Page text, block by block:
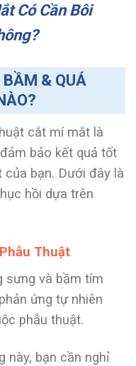
Có Cần Bôi
& QUÁ
cắt mí mắt là
bảo kết quả tốt
bạn. Dưới đây là
hồi dựa trên
Thuật
sưng và bầm tím
ứng tự nhiên
phẫu thuật.
này, bạn cần nghỉ